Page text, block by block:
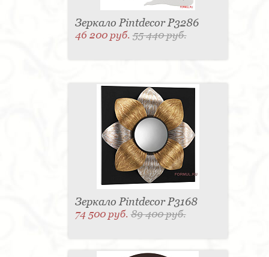
Зеркало Pintdecor P3286
46 200 руб.55 440 руб.
Зеркало Pintdecor P3168
74 500 руб.89 400 руб.